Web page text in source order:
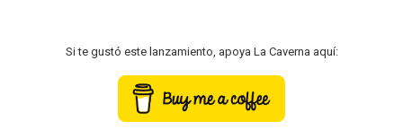
Si te gustó este lanzamiento, apoya La Caverna aquí: